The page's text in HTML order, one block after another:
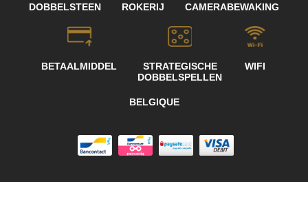
DOBBELSTEEN ROKERIJ CAMERABEWAKING
BETAALMIDDEL
STRATEGISCHE
DOBBELSPELLEN
WIFI
BELGIQUE